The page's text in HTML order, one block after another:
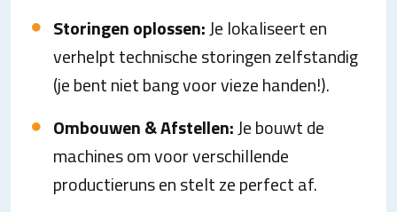
Storingen oplossen:Je lokaliseert en
verhelpt technische storingen zelfstandig
(je bent niet bang voor vieze handen!).
Ombouwen & Afstellen:Je bouwt de
machines om voor verschillende
productieruns en stelt ze perfect af.